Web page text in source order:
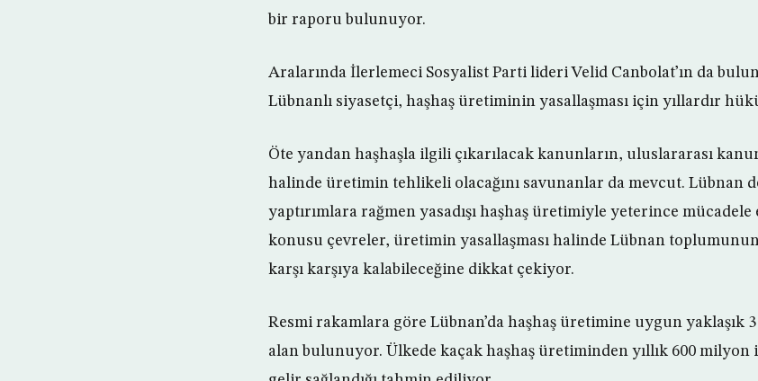
bir raporu bulunuyor.
Aralarında İlerlemeci Sosyalist Parti lideri Velid Canbolat’ın da
Lübnanlı siyasetçi, haşhaş üretiminin yasallaşması için yıllardır
Öte yandan haşhaşla ilgili çıkarılacak kanunların, uluslararası
halinde üretimin tehlikeli olacağını savunanlar da mevcut. Lübnan
yaptırımlara rağmen yasadışı haşhaş üretimiyle yeterince
konusu çevreler, üretimin yasallaşması halinde Lübnan
karşı karşıya kalabileceğine dikkat çekiyor.
Resmi rakamlara göre Lübnan’da haşhaş üretimine uygun yaklaşık
alan bulunuyor. Ülkede kaçak haşhaş üretiminden yıllık 600 milyon